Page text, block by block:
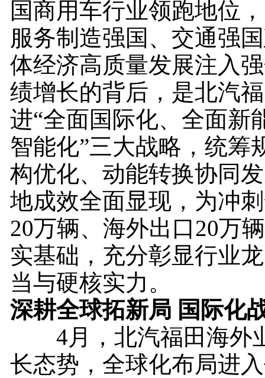
国商用车行业领跑地位
服务制造强国、交通强
体经济高质量发展注入
绩增长的背后，是北汽
进“全面国际化、全面新
智能化”三大战略，统筹
构优化、动能转换协同
地成效全面显现，为冲
20万辆、海外出口20万
实基础，充分彰显行业
当与硬核实力。
深耕全球拓新局 国际化
4月，北汽福田海外
长态势，全球化布局进